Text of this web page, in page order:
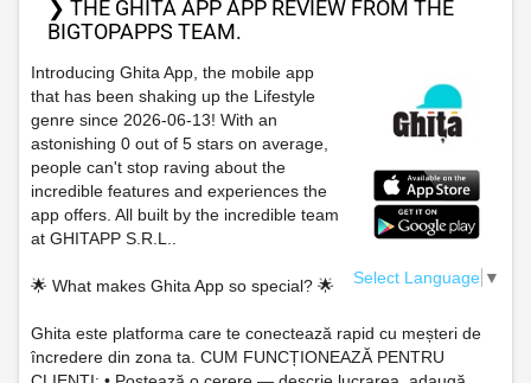
❯ THE GHITA APP APP REVIEW FROM THE
BIGTOPAPPS TEAM.
Select Language ▼
Introducing Ghita App, the mobile app
that has been shaking up the Lifestyle
genre since 2026-06-13! With an
astonishing 0 out of 5 stars on average,
people can't stop raving about the
incredible features and experiences the
app offers. All built by the incredible team
at GHITAPP S.R.L..
🌟 What makes Ghita App so special? 🌟
Ghita este platforma care te conectează rapid cu meșteri de
încredere din zona ta. CUM FUNCȚIONEAZĂ PENTRU